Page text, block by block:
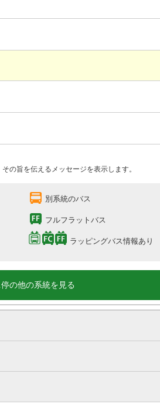
の旨を伝えるメッセージを表示します。
別系統のバス
フルフラットバス
ラッピングバス情報あり
の他の系統を見る